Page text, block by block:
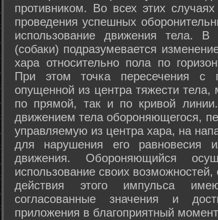
противником. Во всех этих
проведения успешных
использование движения тела.
(собаки) подразумевается
хара относительно пола по
При этом точка пересечения с
опущенной из центра тяжести
по прямой, так и по кривой
движением тела обороняющегося,
управляемую из центра хара, на
для нарушения его равновесия
движения. Обороняющийся
использование своих
действия этого импульса
согласованные значения и
приложения в благоприятный